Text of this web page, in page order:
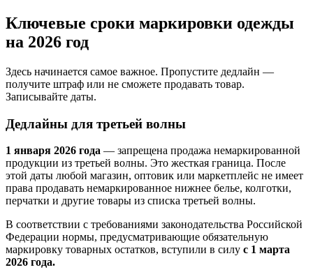
Ключевые сроки маркировки одежды
на 2026 год
Здесь начинается самое важное. Пропустите дедлайн —
получите штраф или не сможете продавать товар.
Записывайте даты.
Дедлайны для третьей волны
1 января 2026 года — запрещена продажа немаркированной
продукции из третьей волны. Это жесткая граница. После
этой даты любой магазин, оптовик или маркетплейс не имеет
права продавать немаркированное нижнее белье, колготки,
перчатки и другие товары из списка третьей волны.
В соответствии с требованиями законодательства Российской
Федерации нормы, предусматривающие обязательную
маркировку товарных остатков, вступили в силу с 1 марта
2026 года.